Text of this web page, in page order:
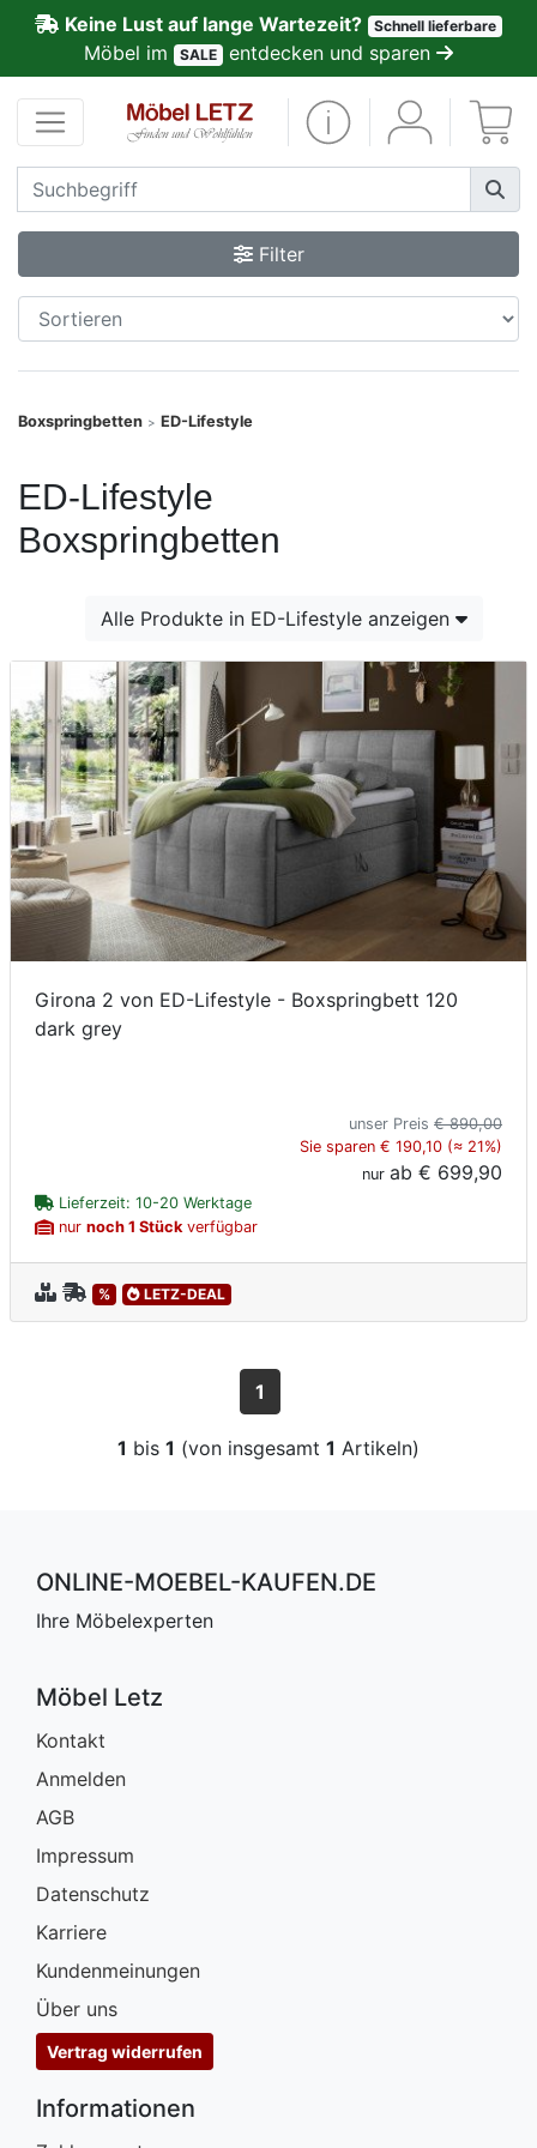
Keine Lust auf lange Wartezeit? Schnell lieferbare
Möbel im SALE entdecken und sparen
Filter
Boxspringbetten > ED-Lifestyle
ED-Lifestyle
Boxspringbetten
Alle Produkte in ED-Lifestyle anzeigen
Girona 2 von ED-Lifestyle - Boxspringbett 120
dark grey
unser Preis € 890,00
Sie sparen € 190,10 (≈ 21%)
nur ab € 699,90
Lieferzeit: 10-20 Werktage
nur noch 1 Stückverfügbar
% LETZ-DEAL
1
1 bis 1 (von insgesamt 1 Artikeln)
ONLINE-MOEBEL-KAUFEN.DE
Ihre Möbelexperten
Möbel Letz
Kontakt
Anmelden
AGB
Impressum
Datenschutz
Karriere
Kundenmeinungen
Über uns
Vertrag widerrufen
Informationen
Kundenmeinungen
Anmelden
PREMIUM
Schnell
lieferbar
SALE
Möbel-
Konfigurator
Markenwelt
Letz-
Deals